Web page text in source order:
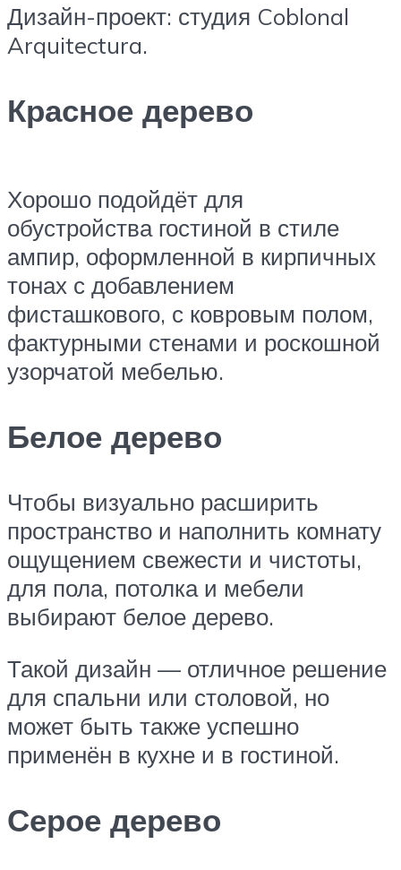
Дизайн-проект: студия Coblonal
Arquitectura.
Красное дерево
Хорошо подойдёт для
обустройства гостиной в стиле
ампир, оформленной в кирпичных
тонах с добавлением
фисташкового, с ковровым полом,
фактурными стенами и роскошной
узорчатой мебелью.
Белое дерево
Чтобы визуально расширить
пространство и наполнить комнату
ощущением свежести и чистоты,
для пола, потолка и мебели
выбирают белое дерево.
Такой дизайн — отличное решение
для спальни или столовой, но
может быть также успешно
применён в кухне и в гостиной.
Серое дерево